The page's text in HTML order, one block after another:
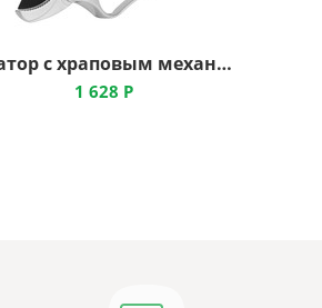
Секатор с храповым механизмом, ЦИ
1 628 Р